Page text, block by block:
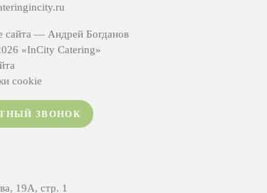
сайта — Андрей Богданов
«InCity Catering»
cookie
ЗВОНОК
19А, стр. 1